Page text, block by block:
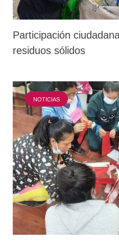
Participación
residuos sólidos
NOTICIAS